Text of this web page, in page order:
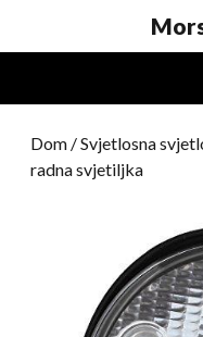
Dom /Svjetlosna
radna svjetiljka